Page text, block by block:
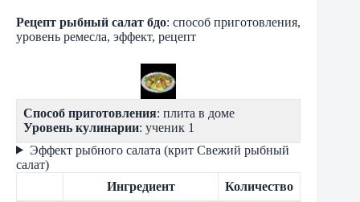
Рецепт рыбный салат бдо: способ приготовления,
уровень ремесла, эффект, рецепт
Способ приготовления: плита в доме
Уровень кулинарии: ученик 1
Эффект рыбного салата (крит Свежий рыбный
салат)
Ингредиент
Количество